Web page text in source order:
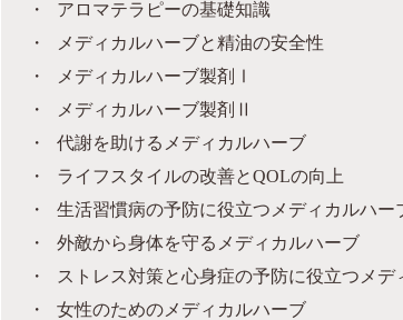
アロマテラピーの基礎知識
メディカルハーブと精油の安全性
メディカルハーブ製剤Ⅰ
メディカルハーブ製剤Ⅱ
代謝を助けるメディカルハーブ
ライフスタイルの改善とQOLの向上
生活習慣病の予防に役立つメディカルハー
外敵から身体を守るメディカルハーブ
ストレス対策と心身症の予防に役立つメデ
女性のためのメディカルハーブ